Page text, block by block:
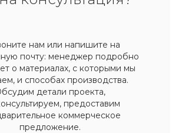
нам или напишите на
почту: менеджер подробно
о материалах, с которыми мы
и способах производства.
детали проекта,
предоставим
коммерческое
предложение.